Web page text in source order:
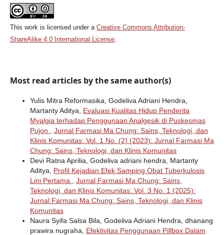
This work is licensed under a Creative Commons Attribution-
ShareAlike 4.0 International License.
Most read articles by the same author(s)
Yulis Mitra Reformasika, Godeliva Adriani Hendra,
Martanty Aditya, Evaluasi Kualitas Hidup Penderita
Myalgia terhadap Penggunaan Analgesik di Puskesmas
Pujon
Jurnal Farmasi Ma Chung: Sains, Teknologi, dan
Klinis Komunitas: Vol. 1 No. (2) (2023): Jurnal Farmasi Ma
Chung: Sains, Teknologi, dan Klinis Komunitas
Devi Ratna Aprilia, Godeliva adriani hendra, Martanty
Aditya, Profil Kejadian Efek Samping Obat Tuberkulosis
Lini Pertama
Jurnal Farmasi Ma Chung: Sains,
Teknologi, dan Klinis Komunitas: Vol. 3 No. 1 (2025):
Jurnal Farmasi Ma Chung: Sains, Teknologi, dan Klinis
Komunitas
Naura Syifa Salsa Bila, Godeliva Adriani Hendra, dhanang
prawira nugraha, Efektivitas Penggunaan Pillbox Dalam